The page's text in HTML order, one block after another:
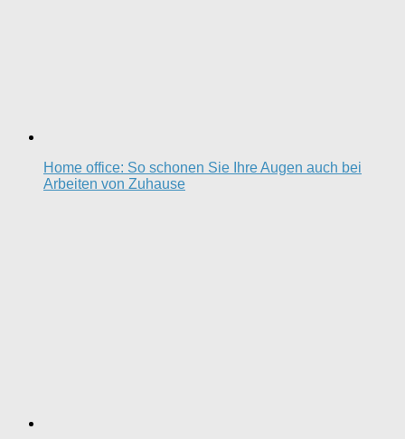
Home office: So schonen Sie Ihre Augen auch bei
Arbeiten von Zuhause